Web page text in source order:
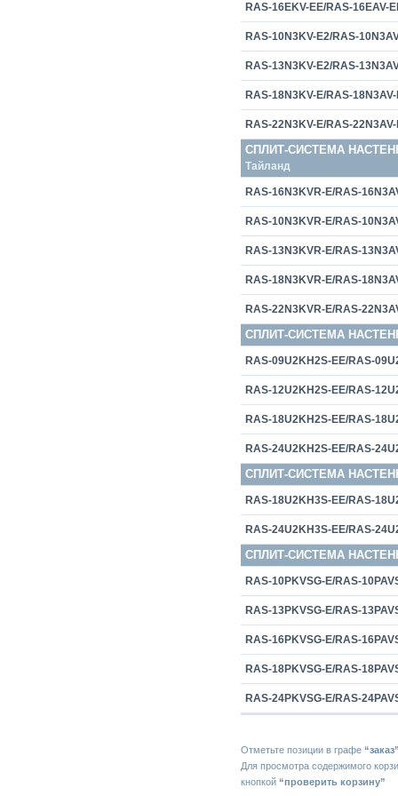
RAS-16EKV-EE/RAS-16EAV-
RAS-10N3KV-E2/RAS-
RAS-13N3KV-E2/RAS-
RAS-18N3KV-E/RAS-
RAS-22N3KV-E/RAS-
СПЛИТ-СИСТЕМА
Тайланд
RAS-16N3KVR-E/RAS-
RAS-10N3KVR-E/RAS-
RAS-13N3KVR-E/RAS-
RAS-18N3KVR-E/RAS-
RAS-22N3KVR-E/RAS-
СПЛИТ-СИСТЕМА
RAS-09U2KH2S-EE/RAS-
RAS-12U2KH2S-EE/RAS-
RAS-18U2KH2S-EE/RAS-
RAS-24U2KH2S-EE/RAS-
СПЛИТ-СИСТЕМА
RAS-18U2KH3S-EE/RAS-
RAS-24U2KH3S-EE/RAS-
СПЛИТ-СИСТЕМА
RAS-10PKVSG-E/RAS-
RAS-13PKVSG-E/RAS-
RAS-16PKVSG-E/RAS-
RAS-18PKVSG-E/RAS-
RAS-24PKVSG-E/RAS-
Отметьте позиции в графе
Для просмотра содержимого
кнопкой “проверить корзину”